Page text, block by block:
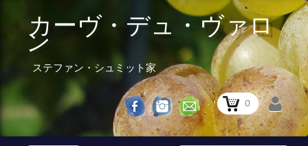
カーヴ・デュ・ヴァロ
ン
ステファン・シュミット家
0